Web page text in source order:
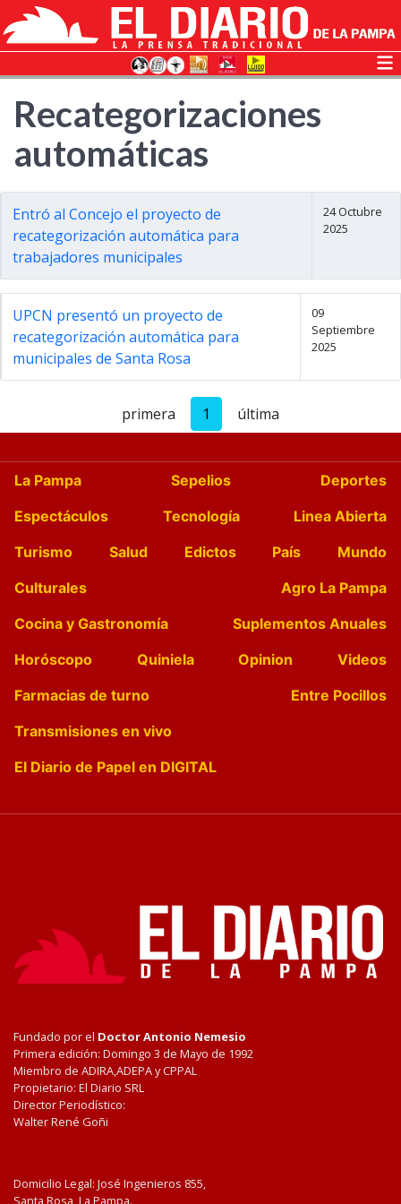
Recategorizaciones
automáticas
Entró al Concejo el proyecto de
recategorización automática para
trabajadores municipales
24 Octubre
2025
UPCN presentó un proyecto de
recategorización automática para
municipales de Santa Rosa
09
Septiembre
2025
primera 1 última
La Pampa Sepelios
Deportes
Espectáculos
Tecnología
Linea Abierta
Turismo
Salud Edictos País
Mundo
Culturales
Agro La Pampa
Cocina y Gastronomía
Suplementos Anuales
Horóscopo
Quiniela Opinion
Videos
Farmacias de turno
Entre Pocillos
Transmisiones en vivo
El Diario de Papel en DIGITAL
Fundado por el Doctor Antonio Nemesio
Primera edición: Domingo 3 de Mayo de 1992
Miembro de ADIRA,ADEPA y CPPAL
Propietario: El Diario SRL
Director Periodístico:
Walter René Goñi
Domicilio Legal: José Ingenieros 855,
Santa Rosa, La Pampa.